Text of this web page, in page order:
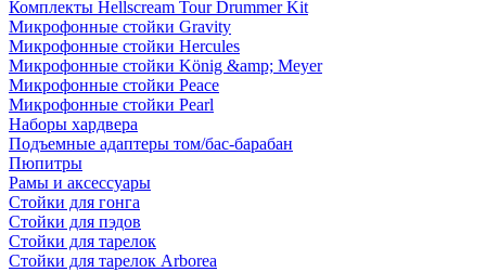
Комплекты Hellscream Tour Drummer Kit
Микрофонные стойки Gravity
Микрофонные стойки Hercules
Микрофонные стойки König &amp; Meyer
Микрофонные стойки Peace
Микрофонные стойки Pearl
Наборы хардвера
Подъемные адаптеры том/бас-барабан
Пюпитры
Рамы и аксессуары
Стойки для гонга
Стойки для пэдов
Стойки для тарелок
Стойки для тарелок Arborea